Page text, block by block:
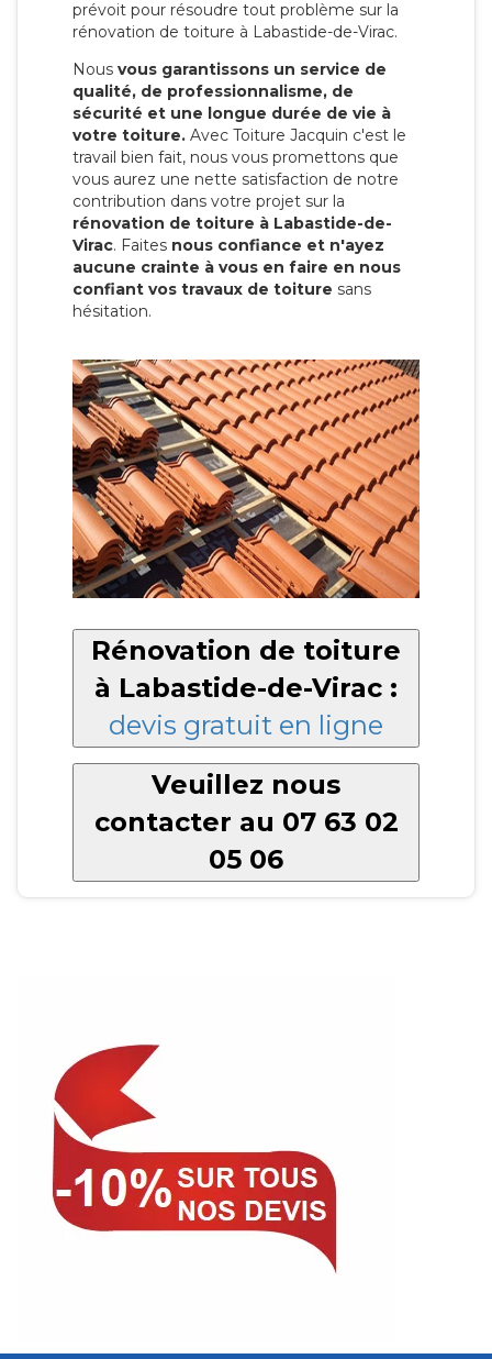
prévoit pour résoudre tout problème sur la
rénovation de toiture à Labastide-de-Virac.
Nous vous garantissons un service de
qualité, de professionnalisme, de
sécurité et une longue durée de vie à
votre toiture. Avec Toiture Jacquin c'est le
travail bien fait, nous vous promettons que
vous aurez une nette satisfaction de notre
contribution dans votre projet sur la
rénovation de toiture à Labastide-de-
Virac. Faites nous confiance et n'ayez
aucune crainte à vous en faire en nous
confiant vos travaux de toiture sans
hésitation.
Rénovation de toiture
à Labastide-de-Virac :
devis gratuit en ligne
Veuillez nous
contacter au 07 63 02
05 06